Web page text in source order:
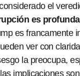
el
es profunda
es francamente
ver con
la preocupa,
implicaciones